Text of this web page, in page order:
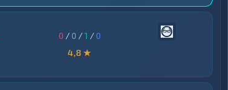
0 / 0 /1 /0
4,8 ★